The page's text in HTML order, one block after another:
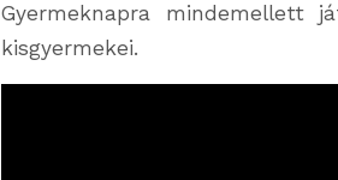
Gyermeknapra mindemellett
kisgyermekei.